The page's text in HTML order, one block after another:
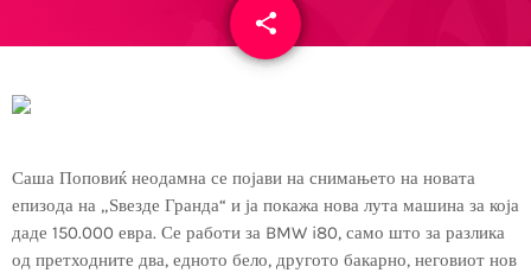
share
email
Саша Поповиќ неодамна се појави на снимањето на новата
епизода на „Ѕвезде Гранда“ и ја покажа нова лута машина за која
даде 150.000 евра. Се работи за BMW i80, само што за разлика
од претходните два, едното бело, другото бакарно, неговиот нов